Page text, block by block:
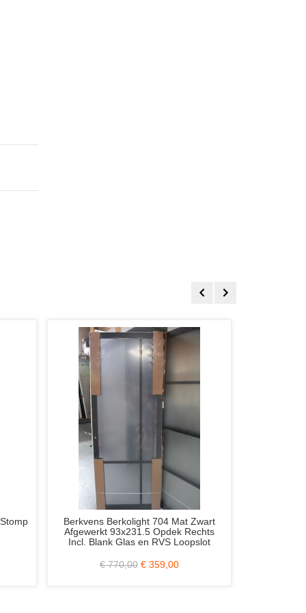
Berkvens Berkolight 704 Mat Zwart
Afgewerkt 93x231.5 Opdek Rechts
Incl. Blank Glas en RVS Loopslot
€ 770,00 € 359,00